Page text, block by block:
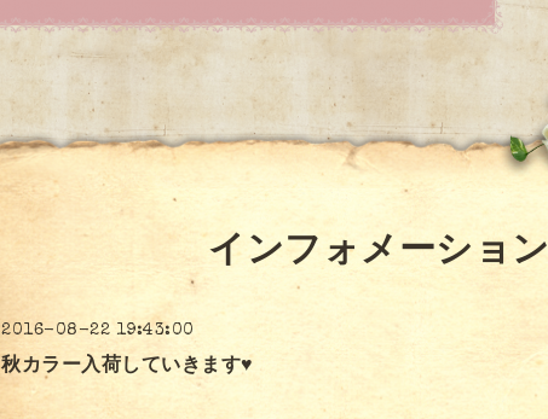
インフォメーション
2016-08-22 19:43:00
秋カラー入荷していきます♥